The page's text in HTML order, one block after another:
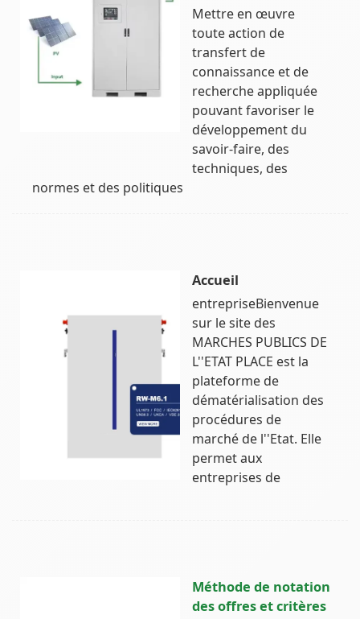
Mettre en œuvre
toute action de
transfert de
connaissance et de
recherche appliquée
pouvant favoriser le
développement du
savoir-faire, des
techniques, des
normes et des politiques
Accueil
entrepriseBienvenue
sur le site des
MARCHES PUBLICS DE
L''ETAT PLACE est la
plateforme de
dématérialisation des
procédures de
marché de l''Etat. Elle
permet aux
entreprises de
Méthode de notation
des offres et critères